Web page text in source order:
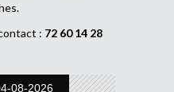
: 72 60 14 28
08-2026